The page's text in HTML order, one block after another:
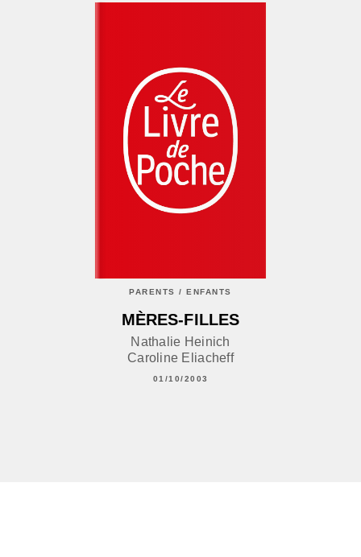
PARENTS / ENFANTS
MÈRES-FILLES
Nathalie Heinich
Caroline Eliacheff
01/10/2003